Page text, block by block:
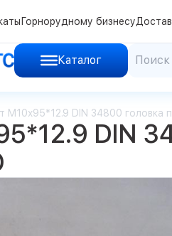
Каталог
Горнорудному бизнесу
M10x95*12.9 DIN 34800 головка
DIN